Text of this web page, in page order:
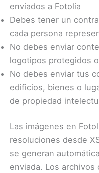
enviados a Fotolia
Debes tener un
cada persona
No debes enviar
logotipos protegidos
No debes enviar tus
edificios, bienes o
de propiedad
Las imágenes en
resoluciones desde
se generan
enviada. Los archivos